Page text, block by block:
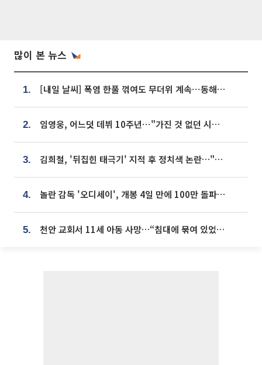
많이 본 뉴스
1. [내일 날씨] 폭염 한풀 꺾여도 무더위 계속⋯동해안 이틀 연속 비
2. 임영웅, 어느덧 데뷔 10주년⋯"가진 것 없던 시절, 내 앞엔 20명의 팬뿐"
3. 김희철, '뒤집힌 태극기' 지적 후 정치색 논란…"좌우 떠나 우리나라 국기"
4. 놀란 감독 '오디세이', 개봉 4일 만에 100만 돌파⋯'왕사남' 보다 빠르다
5. 천안 교회서 11세 아동 사망…“침대에 묶여 있었다” 진술 확보